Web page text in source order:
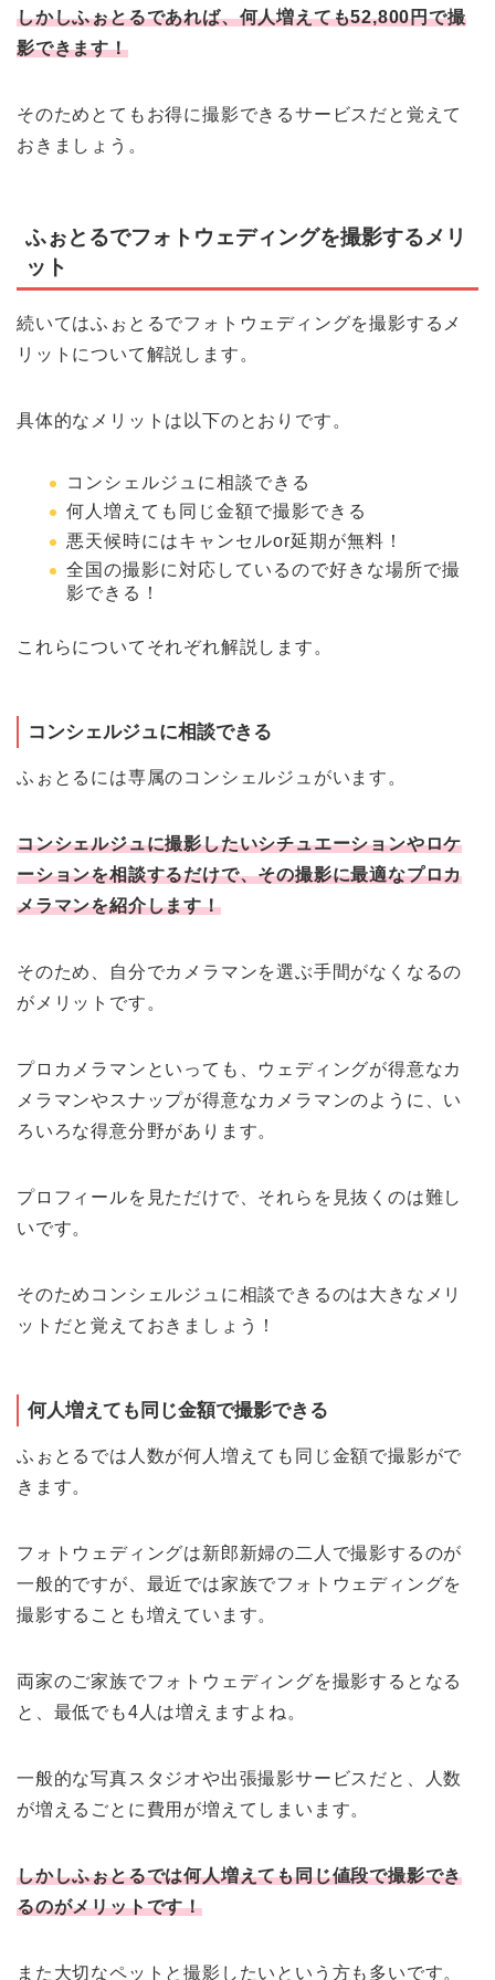
しかしふぉとるであれば、何人増えても52,800円で撮
影できます！
そのためとてもお得に撮影できるサービスだと覚えて
おきましょう。
ふぉとるでフォトウェディングを撮影するメリ
ット
続いてはふぉとるでフォトウェディングを撮影するメ
リットについて解説します。
具体的なメリットは以下のとおりです。
コンシェルジュに相談できる
何人増えても同じ金額で撮影できる
悪天候時にはキャンセルor延期が無料！
全国の撮影に対応しているので好きな場所で撮
影できる！
これらについてそれぞれ解説します。
コンシェルジュに相談できる
ふぉとるには専属のコンシェルジュがいます。
コンシェルジュに撮影したいシチュエーションやロケ
ーションを相談するだけで、その撮影に最適なプロカ
メラマンを紹介します！
そのため、自分でカメラマンを選ぶ手間がなくなるの
がメリットです。
プロカメラマンといっても、ウェディングが得意なカ
メラマンやスナップが得意なカメラマンのように、い
ろいろな得意分野があります。
プロフィールを見ただけで、それらを見抜くのは難し
いです。
そのためコンシェルジュに相談できるのは大きなメリ
ットだと覚えておきましょう！
何人増えても同じ金額で撮影できる
ふぉとるでは人数が何人増えても同じ金額で撮影がで
きます。
フォトウェディングは新郎新婦の二人で撮影するのが
一般的ですが、最近では家族でフォトウェディングを
撮影することも増えています。
両家のご家族でフォトウェディングを撮影するとなる
と、最低でも4人は増えますよね。
一般的な写真スタジオや出張撮影サービスだと、人数
が増えるごとに費用が増えてしまいます。
しかしふぉとるでは何人増えても同じ値段で撮影でき
るのがメリットです！
また大切なペットと撮影したいという方も多いです。